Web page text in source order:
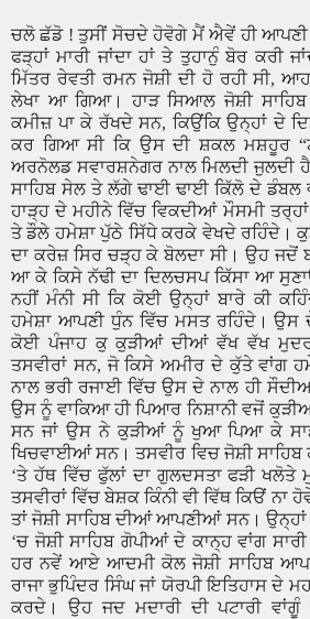
ਚਲੋ ਛੱਡੋ ! ਤੁਸੀਂ ਸੋਚਦੇ ਹੋਵੋਗੇ ਮੈਂ ਐਵੇਂ ਹੀ ਆਪਣੀ
ਫੜ੍ਹਾਂ ਮਾਰੀ ਜਾਂਦਾ ਹਾਂ ਤੇ ਤੁਹਾਨੁੰ ਬੋਰ ਕਰੀ
ਮਿੱਤਰ ਰੇਵਤੀ ਰਮਨ ਜੋਸ਼ੀ ਦੀ ਹੋ ਰਹੀ ਸੀ,ਆਹ
ਲੇਖਾ ਆ ਗਿਆ। ਹਾੜ ਸਿਆਲ ਜੋਸ਼ੀ ਸਾਹਿਬ
ਕਮੀਜ਼ ਪਾ ਕੇ ਰੱਖਦੇ ਸਨ, ਕਿਉਂਕਿ ਉਨ੍ਹਾਂ ਦੇ
ਕਰ ਗਿਆ ਸੀ ਕਿ ਉਸ ਦੀ ਸ਼ਕਲ ਮਸ਼ਹੂਰ “
ਅਰਨੋਲਡ ਸਵਾਰਸ਼ਨੇਗਰ ਨਾਲ ਮਿਲਦੀ ਜੁਲਦੀ
ਸਾਹਿਬ ਸੇਲ ਤੇ ਲੱਗੇ ਢਾਈ ਢਾਈ ਕਿੱਲੋ ਦੇ
ਹਾੜ੍ਹ ਦੇ ਮਹੀਨੇ ਵਿੱਚ ਵਿਕਦੀਆਂ ਮੌਸਮੀ
ਤੇ ਡੌਲੇ ਹਮੇਸ਼ਾ ਪੁੱਠੇ ਸਿੱਧੇ ਕਰਕੇ ਵੇਖਦੇ ਰਹਿੰਦੇ।
ਦਾ ਕਰੇਜ਼ ਸਿਰ ਚੜ੍ਹ ਕੇ ਬੋਲਦਾ ਸੀ। ਉਹ ਜਦੋਂ
ਆ ਕੇ ਕਿਸੇ ਨੱਢੀ ਦਾ ਦਿਲਚਸਪ ਕਿੱਸਾ ਆ
ਨਹੀਂ ਮੰਨੀ ਸੀ ਕਿ ਕੋਈ ਉਨ੍ਹਾਂ ਬਾਰੇ ਕੀ
ਹਮੇਸ਼ਾ ਆਪਣੀ ਧੁੰਨ ਵਿੱਚ ਮਸਤ ਰਹਿੰਦੇ। ਉਸ
ਕੋਈ ਪੰਜਾਹ ਕੁ ਕੁੜੀਆਂ ਦੀਆਂ ਵੱਖ ਵੱਖ
ਤਸਵੀਰਾਂ ਸਨ,ਜੋ ਕਿਸੇ ਅਮੀਰ ਦੇ ਕੁੱਤੇ ਵਾਂਗ
ਨਾਲ ਭਰੀ ਰਜਾਈ ਵਿੱਚ ਉਸ ਦੇ ਨਾਲ ਹੀ
ਉਸ ਨੂੰ ਵਾਕਿਆ ਹੀ ਪਿਆਰ ਨਿਸ਼ਾਨੀ ਵਜੋਂ
ਸਨ ਜਾਂ ਉਸ ਨੇ ਕੁੜੀਆਂ ਨੂੰ ਖੁਆ ਪਿਆ ਕੇ
ਖਿਚਵਾਈਆਂ ਸਨ। ਤਸਵੀਰ ਵਿਚ ਜੋਸ਼ੀ ਸਾਹਿਬ
‘ਤੇ ਹੱਥ ਵਿੱਚ ਫੁੱਲਾਂ ਦਾ ਗੁਲਦਸਤਾ ਫੜੀ
ਤਸਵੀਰਾਂ ਵਿੱਚ ਬੇਸ਼ਕ ਕਿੰਨੀ ਵੀ ਵਿੱਥ ਕਿੳਂ ਨਾ
ਤਾਂ ਜੋਸ਼ੀ ਸਾਹਿਬ ਦੀਆਂ ਆਪਣੀਆਂ ਸਨ।
‘ਚ ਜੋਸ਼ੀ ਸਾਹਿਬ ਗੋਪੀਆਂ ਦੇ ਕਾਨ੍ਹ ਵਾਂਗ ਸਾਰੀ
ਹਰ ਨਵੇਂ ਆਏ ਆਦਮੀ ਕੋਲ ਜੋਸ਼ੀ ਸਾਹਿਬ
ਰਾਜਾ ਭੁਪਿੰਦਰ ਸਿੰਘ ਜਾਂ ਯੋਰਪੀ ਇਤਿਹਾਸ ਦੇ
ਕਰਦੇ। ਉਹ ਜਦ ਮਦਾਰੀ ਦੀ ਪਟਾਰੀ